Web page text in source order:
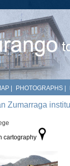
PHOTOGRAPHS
Zumarraga
cartography